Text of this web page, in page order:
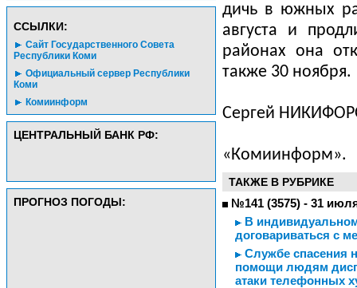
CСЫЛКИ:
Сайт Государственного Совета
Республики Коми
Официальный сервер Республики
Коми
Комиинформ
ЦЕНТРАЛЬНЫЙ БАНК РФ:
ПРОГНОЗ ПОГОДЫ:
дичь в южных
августа и
районах она
также 30 ноября.
Сергей
«Комиинформ».
ТАКЖЕ В РУБРИКЕ
№141 (3575) - 31
В
договариваться с
Службе спасения
помощи людям
атаки телефонных